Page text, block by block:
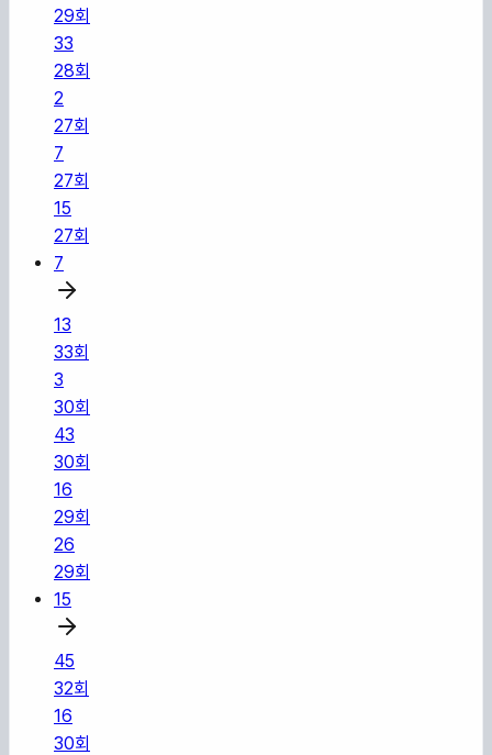
29회
33
28회
2
27회
7
27회
15
27회
7
13
33회
3
30회
43
30회
16
29회
26
29회
15
45
32회
16
30회